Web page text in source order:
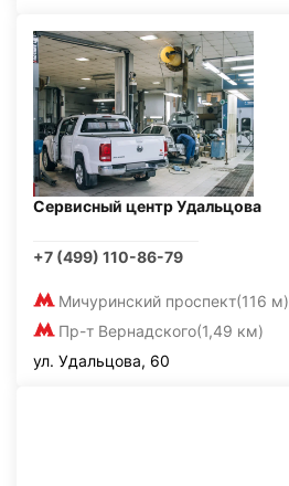
Сервисный центр Удальцова
+7 (499) 110-86-79
Мичуринский проспект(116 м)
Пр-т Вернадского(1,49 км)
ул. Удальцова, 60